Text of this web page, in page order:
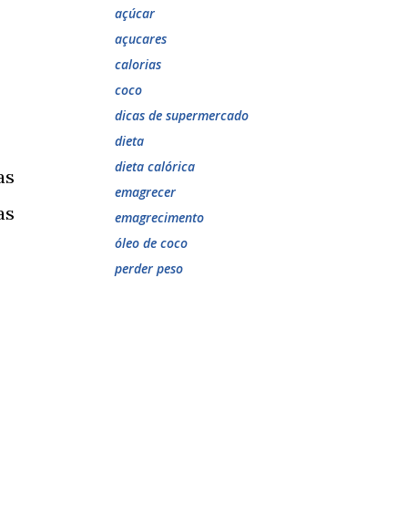
açúcar
açucares
calorias
coco
dicas de supermercado
dieta
dieta calórica
emagrecer
emagrecimento
óleo de coco
perder peso